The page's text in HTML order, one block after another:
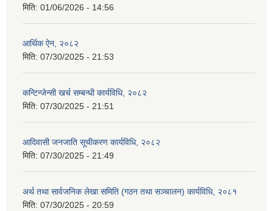
मिति: 01/06/2026 - 14:56
आर्थिक ऐन, २०८२
मिति: 07/30/2025 - 21:53
कन्टिन्जेन्सी खर्च सम्बन्धी कार्यविधि, २०८२
मिति: 07/30/2025 - 21:51
आदिवासी जनजाति सूचीकरण कार्यविधि, २०८२
मिति: 07/30/2025 - 21:49
अर्थ तथा सार्वजनिक लेखा समिति (गठन तथा सञ्चालन) कार्यविधि, २०८१
मिति: 07/30/2025 - 20:59